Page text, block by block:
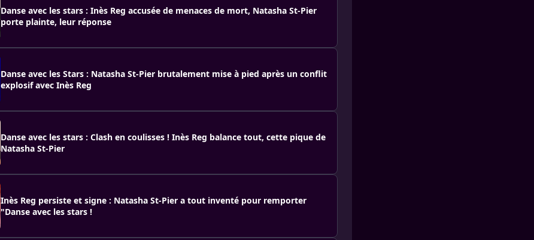
Danse avec les stars : Inès Reg accusée de menaces de mort, Natasha St-Pier
porte plainte, leur réponse
Danse avec les Stars : Natasha St-Pier brutalement mise à pied après un conflit
explosif avec Inès Reg
Danse avec les stars : Clash en coulisses ! Inès Reg balance tout, cette pique de
Natasha St-Pier
Inès Reg persiste et signe : Natasha St-Pier a tout inventé pour remporter
"Danse avec les stars !